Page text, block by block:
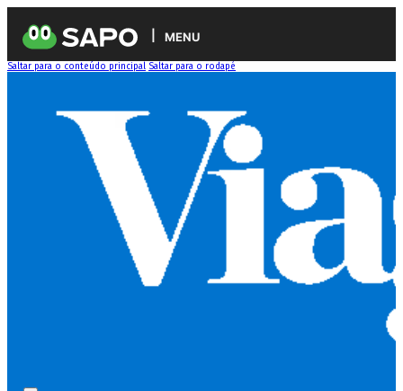
MENU
Saltar para o conteúdo principal Saltar para o rodapé